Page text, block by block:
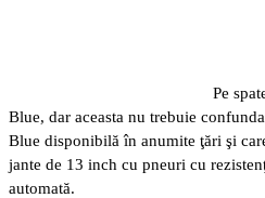
Pe
Blue, dar aceasta nu trebuie
Blue disponibilă în anumite ţări şi
jante de 13 inch cu pneuri cu
automată.